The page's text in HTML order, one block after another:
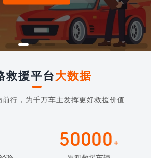
救援平台大数据
行，为千万车主发挥更好救援价值
50000 +